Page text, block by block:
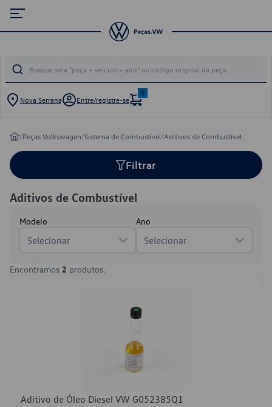
Nova Serrana Entre/registre-se
0
/Peças Volkswagen/Sistema de Combustível/Aditivos de Combustível
Filtrar
Aditivos de Combustível
Modelo
Selecionar
Ano
Selecionar
Encontramos 2 produtos.
Aditivo de Óleo Diesel VW G052385Q1